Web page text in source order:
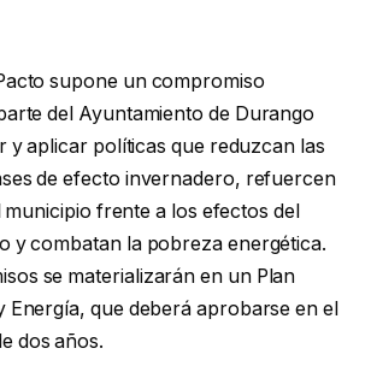
supone un compromiso
del Ayuntamiento de Durango
y aplicar políticas que reduzcan las
de efecto invernadero, refuercen
municipio frente a los efectos del
y combatan la pobreza energética.
se materializarán en un Plan
Energía, que deberá aprobarse en el
dos años.